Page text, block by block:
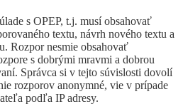
s OPEP, t.j. musí obsahovať
textu, návrh nového textu a
Rozpor nesmie obsahovať
s dobrými mravmi a dobrou
Správca si v tejto súvislosti dovolí
rozporov anonymné, vie v prípade
podľa IP adresy.